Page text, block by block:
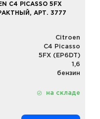
C4 PICASSO 5FX
АРТ. 3777
Citroen
C4 Picasso
5FX (EP6DT)
1,6
бензин
на складе